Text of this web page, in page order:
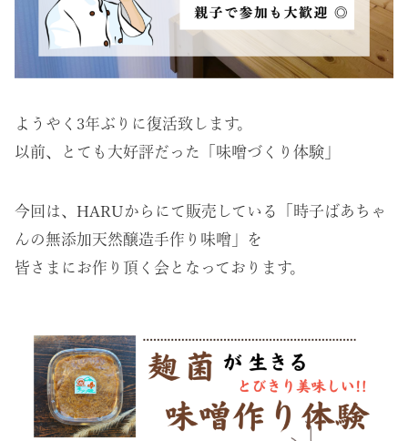
ようやく3年ぶりに復活致します。
以前、とても大好評だった「味噌づくり体験」
今回は、HARUからにて販売している「時子ばあちゃ
んの無添加天然醸造手作り味噌」を
皆さまにお作り頂く会となっております。